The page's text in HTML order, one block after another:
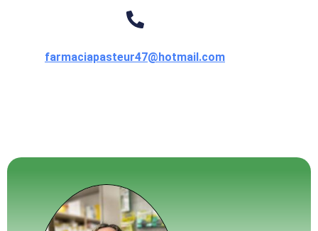
farmaciapasteur47@hotmail.com